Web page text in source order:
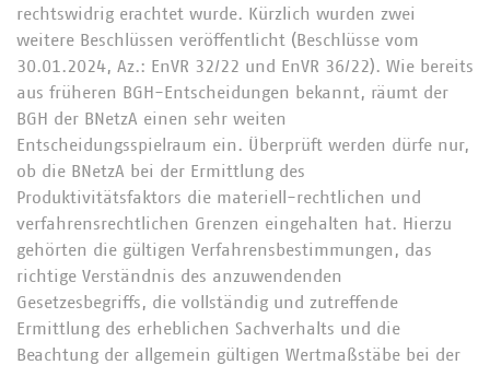
rechtswidrig erachtet wurde. Kürzlich wurden zwei
weitere Beschlüssen veröffentlicht (Beschlüsse vom
30.01.2024, Az.: EnVR 32/22 und EnVR 36/22). Wie bereits
aus früheren BGH-Entscheidungen bekannt, räumt der
BGH der BNetzA einen sehr weiten
Entscheidungsspielraum ein. Überprüft werden dürfe nur,
ob die BNetzA bei der Ermittlung des
Produktivitätsfaktors die materiell-rechtlichen und
verfahrensrechtlichen Grenzen eingehalten hat. Hierzu
gehörten die gültigen Verfahrensbestimmungen, das
richtige Verständnis des anzuwendenden
Gesetzesbegriffs, die vollständig und zutreffende
Ermittlung des erheblichen Sachverhalts und die
Beachtung der allgemein gültigen Wertmaßstäbe bei der